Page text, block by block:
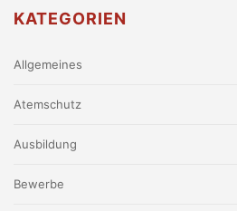
KATEGORIEN
Allgemeines
Atemschutz
Ausbildung
Bewerbe